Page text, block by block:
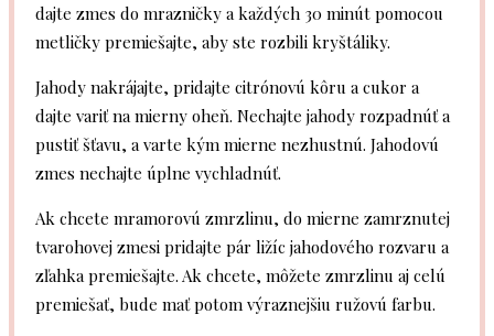
dajte zmes do mrazničky a každých 30 minút pomocou
metličky premiešajte, aby ste rozbili kryštáliky.
Jahody nakrájajte, pridajte citrónovú kôru a cukor a
dajte variť na mierny oheň. Nechajte jahody rozpadnúť a
pustiť šťavu, a varte kým mierne nezhustnú. Jahodovú
zmes nechajte úplne vychladnúť.
Ak chcete mramorovú zmrzlinu, do mierne zamrznutej
tvarohovej zmesi pridajte pár ližíc jahodového rozvaru a
zľahka premiešajte. Ak chcete, môžete zmrzlinu aj celú
premiešať, bude mať potom výraznejšiu ružovú farbu.